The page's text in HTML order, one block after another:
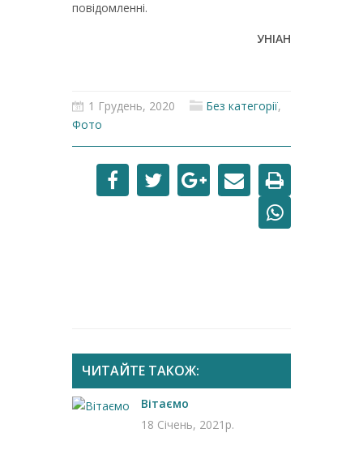
повідомленні.
УНІАН
1 Грудень, 2020 Без категорії,
Фото
ЧИТАЙТЕ ТАКОЖ:
Вітаємо
18 Січень, 2021р.